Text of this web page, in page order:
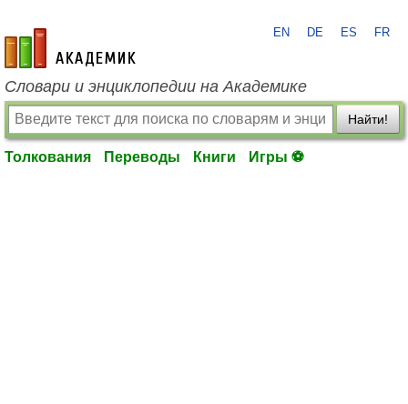
academic.ru
EN DE ES FR
Словари и энциклопедии на Академике
Найти!
Толкования Переводы Книги Игры ⚽